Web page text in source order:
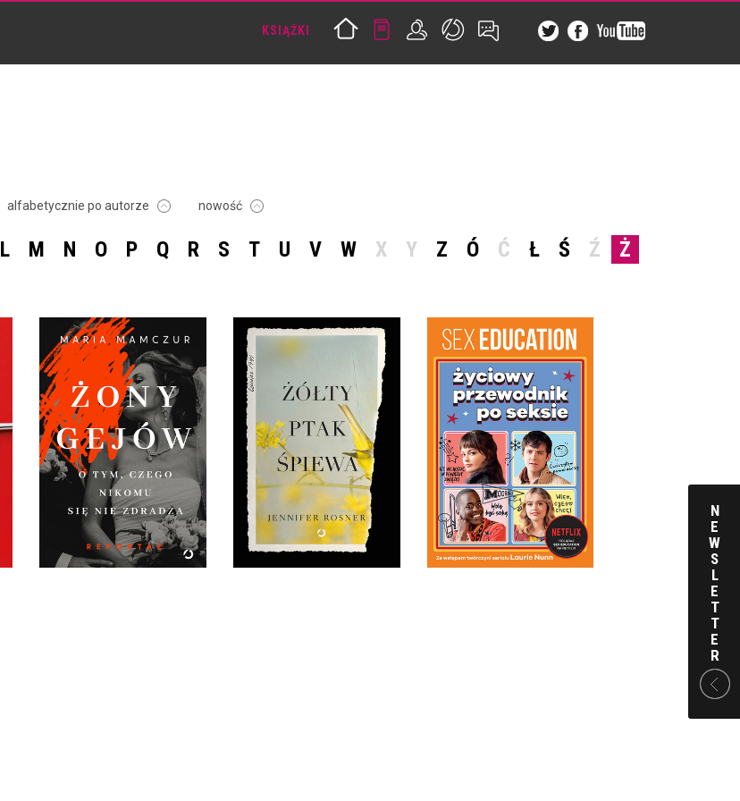
KSIĄŻKI
alfabetycznie po autorze nowość
L M N O P Q R S T U V W X Y Z Ó Ć Ł Ś Ź
Ż
ŻONY GEJÓW
MARIA MAMCZUR
OPRAWA MIĘKKA
ŻÓŁTY PTAK ŚPIEWA
JENNIFER ROSSNER
OPRAWA MIĘKKA ZE
SKRZYDEŁKAMI
ŻYCIOWY PRZEWODNIK
PO SEKSIE.
OPRACOWANIE ZBIOROWE
OPRAWA TWARDA
44,99 ZŁ
N
E
W
S
L
E
T
T
E
R